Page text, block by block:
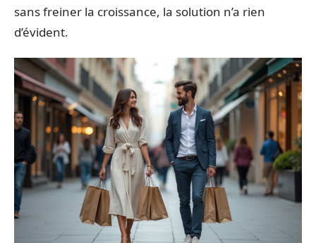
sans freiner la croissance, la solution n’a rien
d’évident.